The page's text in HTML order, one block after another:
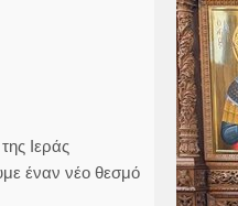
Ιεράς
έναν νέο θεσμό